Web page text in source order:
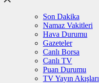
Son Dakika
Namaz Vakitleri
Hava Durumu
Gazeteler
Canlı Borsa
Canlı TV
Puan Durumu
TV Yayın Akışları